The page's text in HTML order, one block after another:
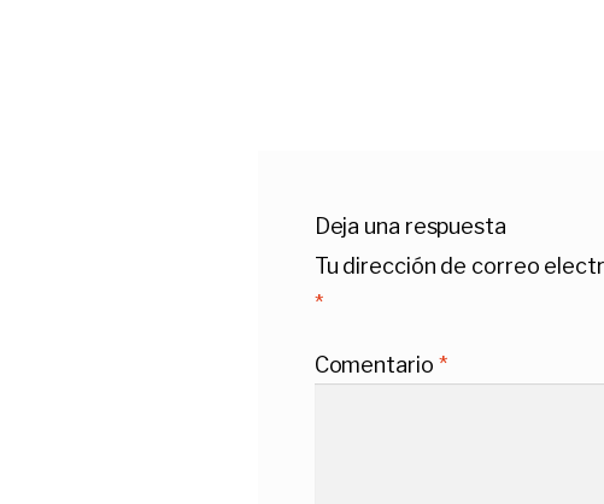
Deja una respuesta
Tu dirección de correo
*
Comentario *